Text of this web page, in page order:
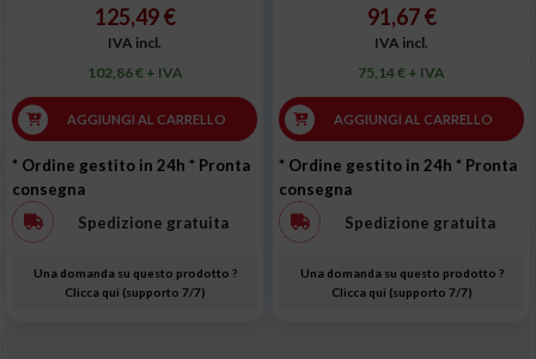
125,49 €
IVA incl.
102,86 € + IVA
AGGIUNGI AL CARRELLO
* Ordine gestito in 24h * Pronta
consegna
Spedizione gratuita
Una domanda su questo prodotto ?
Clicca qui (supporto 7/7)
91,67 €
IVA incl.
75,14 € + IVA
AGGIUNGI AL CARRELLO
* Ordine gestito in 24h * Pronta
consegna
Spedizione gratuita
Una domanda su questo prodotto ?
Clicca qui (supporto 7/7)